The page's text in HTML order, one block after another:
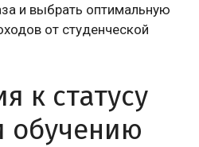
и выбрать оптимальную
от студенческой
к статусу
обучению